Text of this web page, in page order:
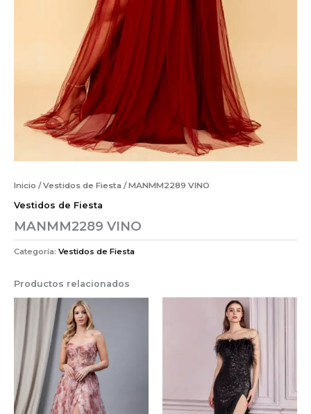
Inicio /Vestidos de Fiesta / MANMM2289 VINO
Vestidos de Fiesta
MANMM2289 VINO
Categoría: Vestidos de Fiesta
Productos relacionados